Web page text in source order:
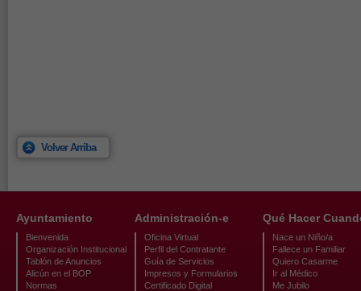
Volver Arriba
Ayuntamiento
Bienvenida
Organización Institucional
Tablón de Anuncios
Alicún en el BOP
Normas
Administración-e
Oficina Virtual
Perfil del Contratante
Guía de Servicios
Impresos y Formularios
Certificado Digital
Qué Hacer
Nace un Niño/a
Fallece un Familiar
Quiero Casarme
Ir al Médico
Me Jubilo